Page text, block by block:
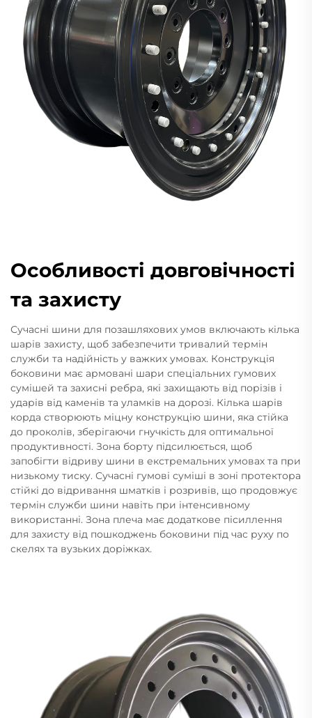
Особливості довговічності
та захисту
Сучасні шини для позашляхових умов включають кілька
шарів захисту, щоб забезпечити тривалий термін
служби та надійність у важких умовах. Конструкція
боковини має армовані шари спеціальних гумових
сумішей та захисні ребра, які захищають від порізів і
ударів від каменів та уламків на дорозі. Кілька шарів
корда створюють міцну конструкцію шини, яка стійка
до проколів, зберігаючи гнучкість для оптимальної
продуктивності. Зона борту підсилюється, щоб
запобігти відриву шини в екстремальних умовах та при
низькому тиску. Сучасні гумові суміші в зоні протектора
стійкі до відривання шматків і розривів, що продовжує
термін служби шини навіть при інтенсивному
використанні. Зона плеча має додаткове пісиллення
для захисту від пошкоджень боковини під час руху по
скелях та вузьких доріжках.